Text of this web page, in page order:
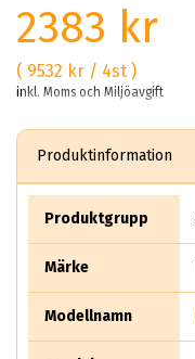
2383 kr
( 9532 kr / 4st )
inkl. Moms och Miljöavgift
Produktinformation
Produktgrupp
Märke
Modellnamn